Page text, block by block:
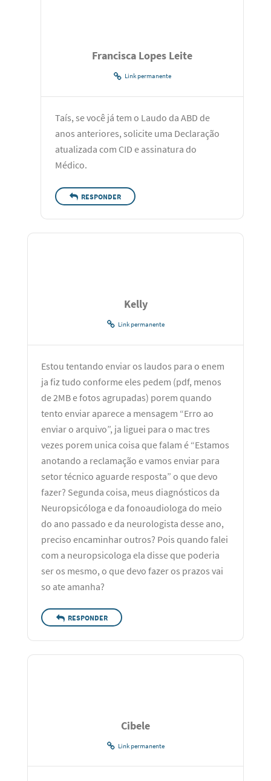
Francisca Lopes Leite
Link permanente
Taís, se você já tem o Laudo da ABD de
anos anteriores, solicite uma Declaração
atualizada com CID e assinatura do
Médico.
RESPONDER
Kelly
Link permanente
Estou tentando enviar os laudos para o enem
ja fiz tudo conforme eles pedem (pdf, menos
de 2MB e fotos agrupadas) porem quando
tento enviar aparece a mensagem “Erro ao
enviar o arquivo”, ja liguei para o mac tres
vezes porem unica coisa que falam é “Estamos
anotando a reclamação e vamos enviar para
setor técnico aguarde resposta” o que devo
fazer? Segunda coisa, meus diagnósticos da
Neuropsicóloga e da fonoaudiologa do meio
do ano passado e da neurologista desse ano,
preciso encaminhar outros? Pois quando falei
com a neuropsicologa ela disse que poderia
ser os mesmo, o que devo fazer os prazos vai
so ate amanha?
RESPONDER
Cibele
Link permanente